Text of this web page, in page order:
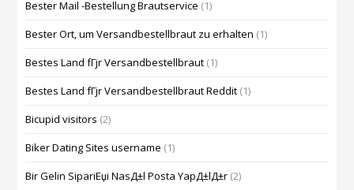
Bester Mail -Bestellung Brautservice (1)
Bester Ort, um Versandbestellbraut zu erhalten (1)
Bestes Land fГјr Versandbestellbraut (1)
Bestes Land fГјr Versandbestellbraut Reddit (1)
Bicupid visitors (2)
Biker Dating Sites username (1)
Bir Gelin SipariЕџi NasД±l Posta YapД±lД±r (2)